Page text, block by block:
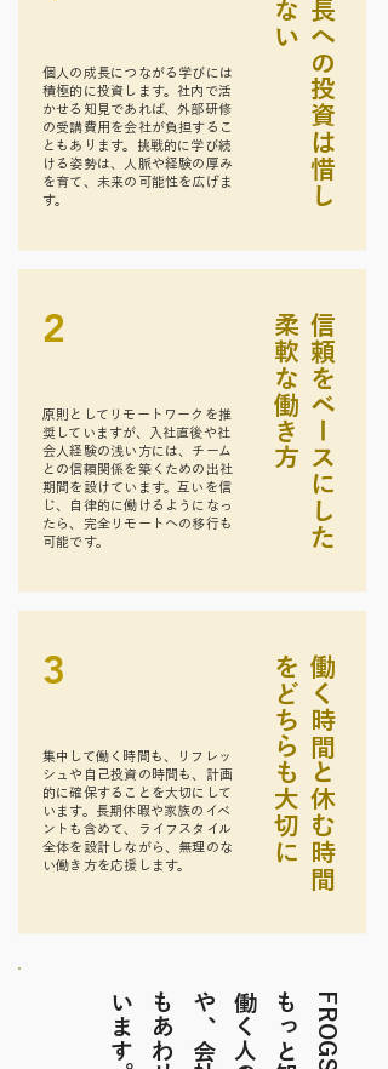
個人の成長につながる学びには
積極的に投資します。社内で活
かせる知見であれば、外部研修
の受講費用を会社が負担するこ
ともあります。挑戦的に学び続
ける姿勢は、人脈や経験の厚み
を育て、未来の可能性を広げま
す。
成
長
へ
の
投
資
は
惜
し
ま
な
2
原則としてリモートワークを推
奨していますが、入社直後や社
会人経験の浅い方には、チーム
との信頼関係を築くための出社
期間を設けています。互いを信
じ、自律的に働けるようになっ
たら、完全リモートへの移行も
可能です。
信
頼
を
ベ
ー
ス
に
し
た
柔
軟
な
働
き
方
3
集中して働く時間も、リフレッ
シュや自己投資の時間も、計画
的に確保することを大切にして
います。長期休暇や家族のイベ
ントも含めて、ライフスタイル
全体を設計しながら、無理のな
い働き方を応援します。
働
く
時
間
と
休
む
時
間
を
ど
ち
ら
も
大
切
に
。